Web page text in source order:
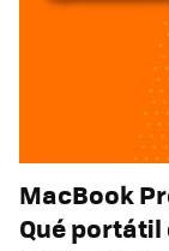
MacBook
Qué portátil